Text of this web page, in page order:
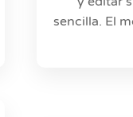
sencilla. El